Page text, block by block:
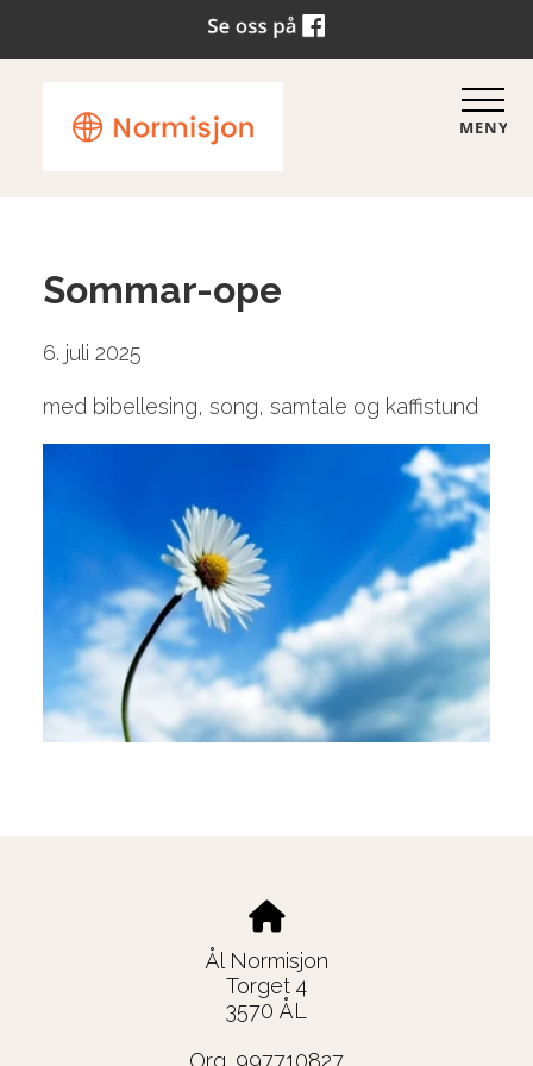
MENY
Sommar-ope
6. juli 2025
med bibellesing, song, samtale og kaffistund
Ål Normisjon
Torget 4
3570 ÅL
Org. 997710827